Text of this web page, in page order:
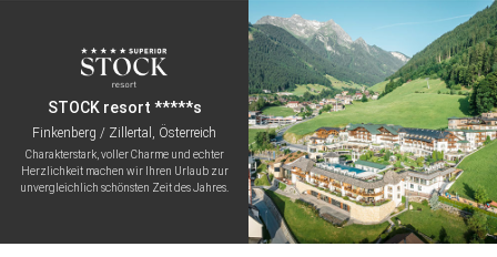
STOCK resort *****s
Finkenberg / Zillertal, Österreich
Charakterstark, voller Charme und echter
Herzlichkeit machen wir Ihren Urlaub zur
unvergleichlich schönsten Zeit des Jahres.